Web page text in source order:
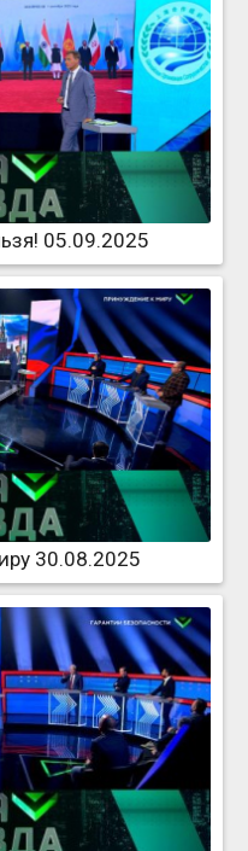
05.09.2025
30.08.2025